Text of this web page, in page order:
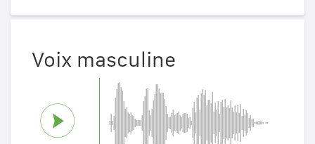
Voix masculine